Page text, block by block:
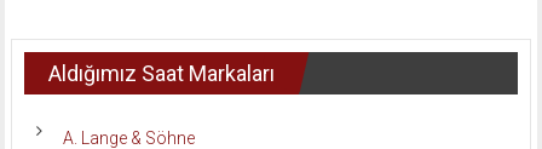
Aldığımız Saat Markaları
A. Lange & Söhne